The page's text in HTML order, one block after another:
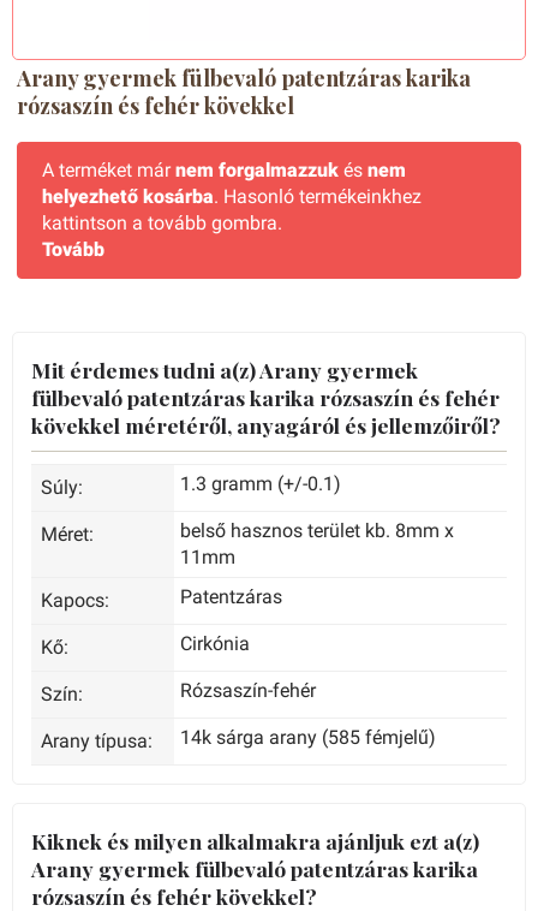
Arany gyermek fülbevaló patentzáras karika
rózsaszín és fehér kövekkel
A terméket márnem forgalmazzuk és nem
helyezhető kosárba. Hasonló termékeinkhez
kattintson a tovább gombra.
Tovább
Mit érdemes tudni a(z) Arany gyermek
fülbevaló patentzáras karika rózsaszín és fehér
kövekkel méretéről, anyagáról és jellemzőiről?
Súly: 1.3 gramm (+/-0.1)
Méret:
belső hasznos terület kb. 8mm x
11mm
Kapocs:
Patentzáras
Kő: Cirkónia
Szín: Rózsaszín-fehér
Arany típusa: 14k sárga arany (585 fémjelű)
Kiknek és milyen alkalmakra ajánljuk ezt a(z)
Arany gyermek fülbevaló patentzáras karika
rózsaszín és fehér kövekkel?